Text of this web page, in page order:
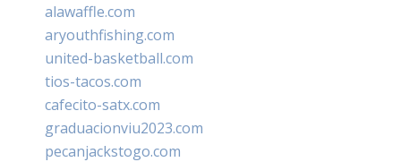
alawaffle.com
aryouthfishing.com
united-basketball.com
tios-tacos.com
cafecito-satx.com
graduacionviu2023.com
pecanjackstogo.com